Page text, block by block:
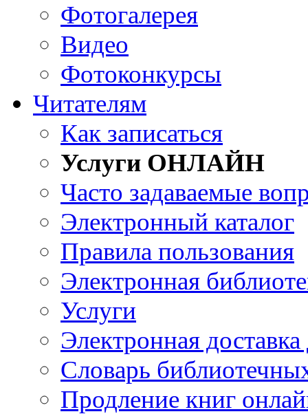
Фотогалерея
Видео
Фотоконкурсы
Читателям
Как записаться
Услуги ОНЛАЙН
Часто задаваемые
Электронный каталог
Правила пользования
Электронная
Услуги
Электронная
Словарь
Продление книг